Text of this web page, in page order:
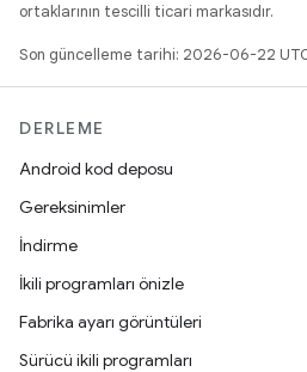
ortaklarının tescilli ticari markasıdır.
Son güncelleme tarihi: 2026-06-22
DERLEME
Android kod deposu
Gereksinimler
İndirme
İkili programları önizle
Fabrika ayarı görüntüleri
Sürücü ikili programları